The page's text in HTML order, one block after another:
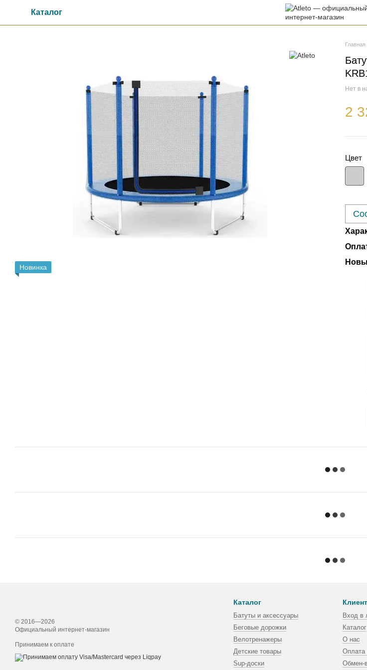
Перейти к основному контенту
Каталог
Новинка
Главная
Нет в
2
Цвет
© 2016—2026
Официальный интернет-магазин
Принимаем к оплате
Каталог
Батуты и аксессуары
Беговые дорожки
Велотренажеры
Детские товары
Sup-доски
Вход в
Каталог
О нас
Оплата
Обмен-